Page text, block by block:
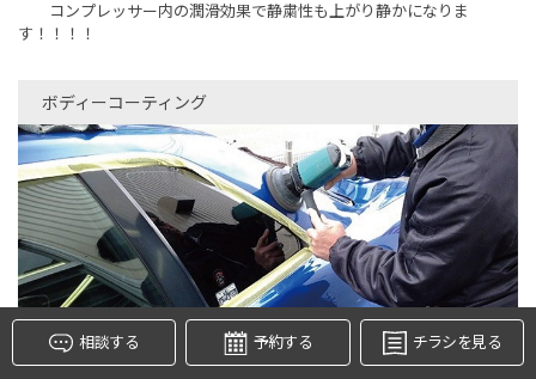
コンプレッサー内の潤滑効果で静粛性も上がり静かになりま
す！！！！
ボディーコーティング
相談する 予約する チラシを見る
タイヤ点検・安全点検/タイヤ履き替え/オイル交換/その他
ピット作業の予約
クローク契約会員専用タイヤ履き替え※タイヤ履き替えを
希望のクローク契約会員の方はこちらを選択ください
本日のタイヤ履き替え順番待ち予約 ※クローク契約会員の
方はご利用いただけません